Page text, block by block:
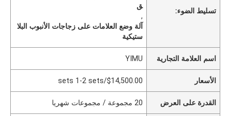
تسليط الضوء:
ق
,
آلة وضع العلامات على زجاجات الأنبوب البلا
ستيكية
اسم العلامة التجارية YIMU
الأسعار $14,500.00/sets 1-2 sets
القدرة على العرض 20 مجموعة / مجموعات شهريا